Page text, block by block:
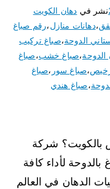
نشر في دهان الكويت
،دهانات منازل،رقم صباغ
الدوحة،صباغ تركيب
الدوحة،صباغ خشب،صباغ
،صباغ سور ،صباغ
،صباغ هندي
شركة
لأداء كافة
الدهان في العالم